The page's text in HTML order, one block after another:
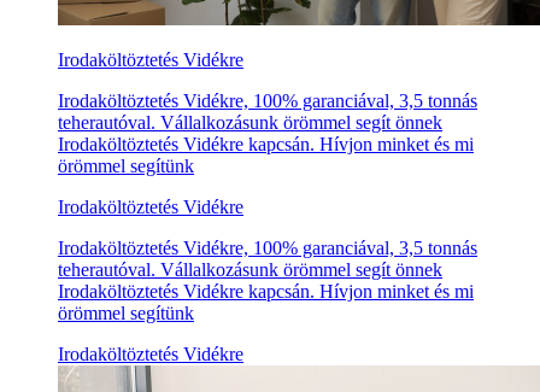
Irodaköltöztetés Vidékre
Irodaköltöztetés Vidékre, 100% garanciával, 3,5 tonnás
teherautóval. Vállalkozásunk örömmel segít önnek
Irodaköltöztetés Vidékre kapcsán. Hívjon minket és mi
örömmel segítünk
Irodaköltöztetés Vidékre
Irodaköltöztetés Vidékre, 100% garanciával, 3,5 tonnás
teherautóval. Vállalkozásunk örömmel segít önnek
Irodaköltöztetés Vidékre kapcsán. Hívjon minket és mi
örömmel segítünk
Irodaköltöztetés Vidékre